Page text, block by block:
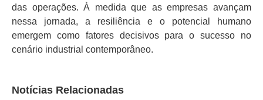
das operações. À medida que as empresas avançam
nessa jornada, a resiliência e o potencial humano
emergem como fatores decisivos para o sucesso no
cenário industrial contemporâneo.
Notícias Relacionadas